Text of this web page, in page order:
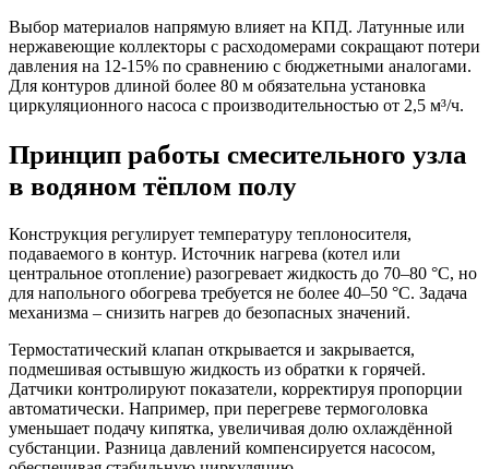
Выбор материалов напрямую влияет на КПД. Латунные или
нержавеющие коллекторы с расходомерами сокращают потери
давления на 12-15% по сравнению с бюджетными аналогами.
Для контуров длиной более 80 м обязательна установка
циркуляционного насоса с производительностью от 2,5 м³/ч.
Принцип работы смесительного узла
в водяном тёплом полу
Конструкция регулирует температуру теплоносителя,
подаваемого в контур. Источник нагрева (котел или
центральное отопление) разогревает жидкость до 70–80 °C, но
для напольного обогрева требуется не более 40–50 °C. Задача
механизма – снизить нагрев до безопасных значений.
Термостатический клапан открывается и закрывается,
подмешивая остывшую жидкость из обратки к горячей.
Датчики контролируют показатели, корректируя пропорции
автоматически. Например, при перегреве термоголовка
уменьшает подачу кипятка, увеличивая долю охлаждённой
субстанции. Разница давлений компенсируется насосом,